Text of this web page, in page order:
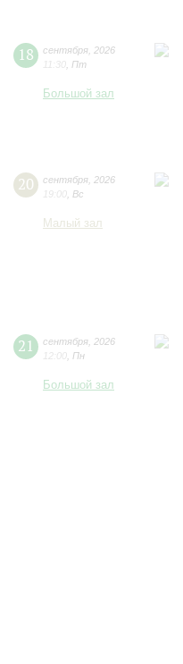
18 сентября 2026
11:30 Пт
Большой зал
20 сентября 2026
19:00 Вс
Малый зал
21 сентября 2026
12:00 Пн
Большой зал